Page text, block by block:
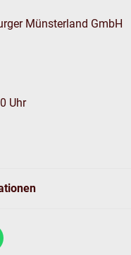
Münsterland GmbH
Uhr